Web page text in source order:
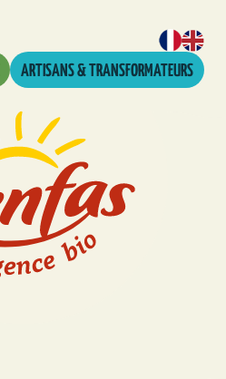
ARTISANS & TRANSFORMATEURS